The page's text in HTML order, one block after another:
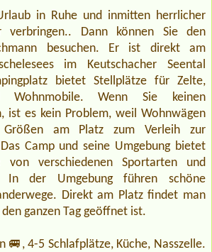
in Ruhe und inmitten herrlicher
verbringen.. Dann können Sie den
besuchen. Er ist direkt am
im Keutschacher Seental
bietet Stellplätze für Zelte,
Wohnmobile. Wenn Sie keinen
ist es kein Problem, weil Wohnwägen
Größen am Platz zum Verleih zur
Camp und seine Umgebung bietet
von verschiedenen Sportarten und
In der Umgebung führen schöne
Direkt am Platz findet man
ganzen Tag geöffnet ist.
4-5 Schlafplätze, Küche, Nasszelle.